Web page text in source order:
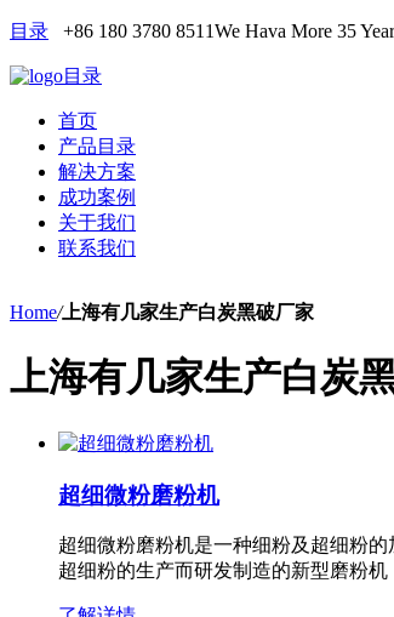
目录 +86 180 3780 8511We Hava More 35
目录
首页
产品目录
解决方案
成功案例
关于我们
联系我们
Home/上海有几家生产白炭黑破厂家
上海有几家生产白炭
超细微粉磨粉机
超细微粉磨粉机是一种细粉及超细粉
超细粉的生产而研发制造的新型磨粉